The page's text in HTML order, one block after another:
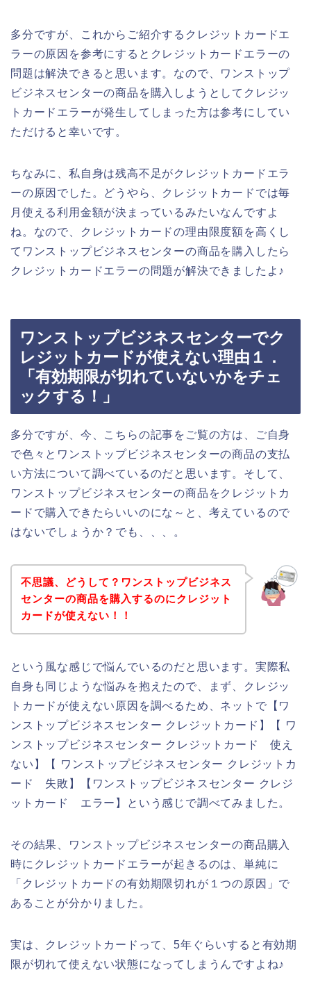
多分ですが、これからご紹介するクレジットカードエ
ラーの原因を参考にするとクレジットカードエラーの
問題は解決できると思います。なので、ワンストップ
ビジネスセンターの商品を購入しようとしてクレジッ
トカードエラーが発生してしまった方は参考にしてい
ただけると幸いです。
ちなみに、私自身は残高不足がクレジットカードエラ
ーの原因でした。どうやら、クレジットカードでは毎
月使える利用金額が決まっているみたいなんですよ
ね。なので、クレジットカードの理由限度額を高くし
てワンストップビジネスセンターの商品を購入したら
クレジットカードエラーの問題が解決できましたよ♪
ワンストップビジネスセンターでク
レジットカードが使えない理由１．
「有効期限が切れていないかをチェ
ックする！」
多分ですが、今、こちらの記事をご覧の方は、ご自身
で色々とワンストップビジネスセンターの商品の支払
い方法について調べているのだと思います。そして、
ワンストップビジネスセンターの商品をクレジットカ
ードで購入できたらいいのにな～と、考えているので
はないでしょうか？でも、、、。
不思議、どうして？ワンストップビジネス
センターの商品を購入するのにクレジット
カードが使えない！！
という風な感じで悩んでいるのだと思います。実際私
自身も同じような悩みを抱えたので、まず、クレジッ
トカードが使えない原因を調べるため、ネットで【ワ
ンストップビジネスセンター クレジットカード】【 ワ
ンストップビジネスセンター クレジットカード 使え
ない】【 ワンストップビジネスセンター クレジットカ
ード 失敗】【ワンストップビジネスセンター クレジ
ットカード エラー】という感じで調べてみました。
その結果、ワンストップビジネスセンターの商品購入
時にクレジットカードエラーが起きるのは、単純に
「クレジットカードの有効期限切れが１つの原因」で
あることが分かりました。
実は、クレジットカードって、5年ぐらいすると有効期
限が切れて使えない状態になってしまうんですよね♪